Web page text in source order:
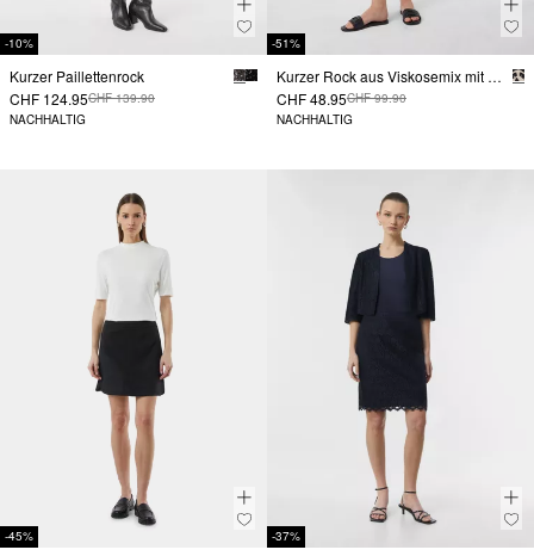
-10%
Kurzer Paillettenrock
CHF 124.95CHF 139.90
NACHHALTIG
-51%
Kurzer Rock aus Viskosemix mit All-over-Print
CHF 48.95CHF 99.90
NACHHALTIG
-45% -37%